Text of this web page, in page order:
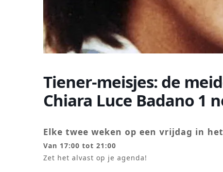
Tiener-meisjes: de
Chiara Luce Badano 1
Elke twee weken op een vrijdag in
Van 17:00 tot 21:00
Zet het alvast op je agenda!